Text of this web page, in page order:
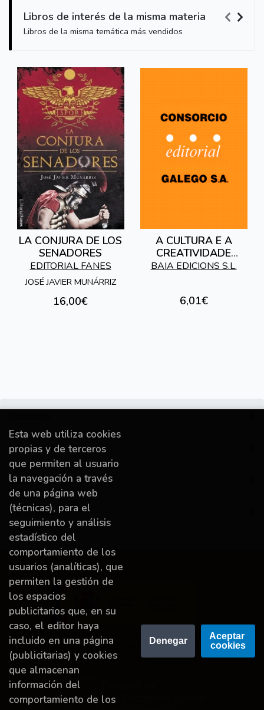
Libros de interés de la misma materia
Libros de la misma temática más vendidos
LA CONJURA DE LOS
SENADORES
EDITORIAL FANES
JOSÉ JAVIER MUNÁRRIZ
16,00€
A CULTURA E A
CREATIVIDADE
GALEGAS DE CARA
BAIA EDICIONS S.L.
6,01€
Información
Destacado
Mi cuenta
Proyecto financiado por la Dirección General del
Libro y Fomento de la Lectura, Ministerio de
Cultura y Deporte.
Esta web utiliza cookies
propias y de terceros
que permiten al usuario
la navegación a través
de una página web
(técnicas), para el
seguimiento y análisis
estadístico del
comportamiento de los
usuarios (analíticas), que
permiten la gestión de
los espacios
publicitarios que, en su
caso, el editor haya
incluido en una página
(publicitarias) y cookies
que almacenan
información del
comportamiento de los
Denegar
Aceptar
cookies